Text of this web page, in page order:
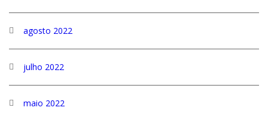
agosto 2022
julho 2022
maio 2022